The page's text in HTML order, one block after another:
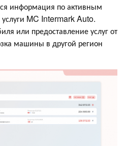
информация по активным
MC Intermark Auto.
или предоставление услуг от
машины в другой регион